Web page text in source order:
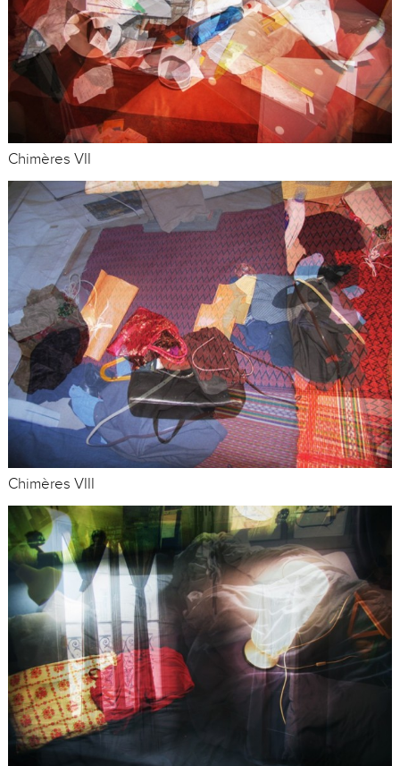
Chimères VII
Chimères VIII